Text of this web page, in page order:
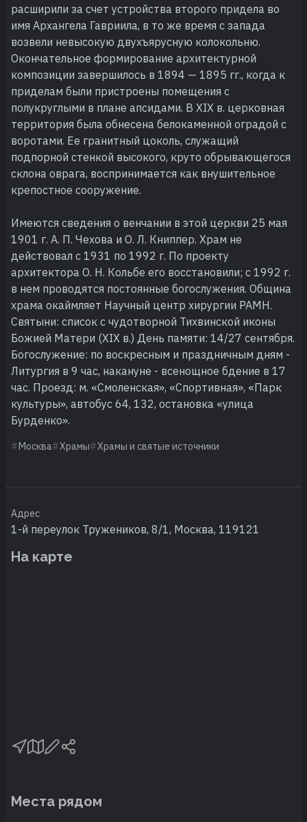
расширили за счет устройства второго придела во
имя Архангела Гавриила, в то же время с запада
возвели невысокую двухъярусную колокольню.
Окончательное формирование архитектурной
композиции завершилось в 1894 — 1895 гг., когда к
приделам были пристроены помещения с
полукруглыми в плане апсидами. В XIX в. церковная
территория была обнесена белокаменной оградой с
воротами. Ее гранитный цоколь, служащий
подпорной стенкой высокого, круто обрывающегося
склона оврага, воспринимается как внушительное
крепостное сооружение.
Имеются сведения о венчании в этой церкви 25 мая
1901 г. А. П. Чехова и О. Л. Книппер. Храм не
действовал с 1931 по 1992 г. По проекту
архитектора О. Н. Кольбе его восстановили; с 1992 г.
в нем проводятся постоянные богослужения. Община
храма окаймляет Научный центр хирургии РАМН.
Святыни: список с чудотворной Тихвинской иконы
Божией Матери (XIX в.) День памяти: 14/27 сентября.
Богослужение: по воскресным и праздничным дням -
Литургия в 9 час, накануне - всенощное бдение в 17
час. Проезд: м. «Смоленская», «Спортивная», «Парк
культуры», автобус 64, 132, остановка «улица
Бурденко».
Москва Храмы Храмы и святые источники
Адрес
1-й переулок Тружеников, 8/1, Москва, 119121
На карте
Места рядом